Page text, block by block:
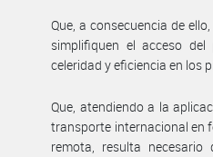
Que, a consecuencia de
simplifiquen el acceso
celeridad y eficiencia en los
Que, atendiendo a la
transporte internacional en
remota, resulta